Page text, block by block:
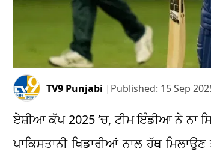
TV9 Punjabi | Published: 15 Sep
ਏਸ਼ੀਆ ਕੱਪ 2025‘ਚ, ਟੀਮ ਇੰਡੀਆ ਨੇ ਨਾ
ਪਾਕਿਸਤਾਨੀ ਖਿਡਾਰੀਆਂ ਨਾਲ ਹੱਥ